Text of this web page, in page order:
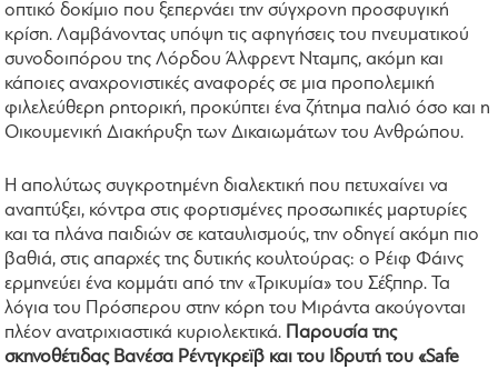
οπτικό δοκίμιο που ξεπερνάει την σύγχρονη προσφυγική
κρίση. Λαμβάνοντας υπόψη τις αφηγήσεις του πνευματικού
συνοδοιπόρου της Λόρδου Άλφρεντ Νταμπς, ακόμη και
κάποιες αναχρονιστικές αναφορές σε μια προπολεμική
φιλελεύθερη ρητορική, προκύπτει ένα ζήτημα παλιό όσο και η
Οικουμενική Διακήρυξη των Δικαιωμάτων του Ανθρώπου.
Η απολύτως συγκροτημένη διαλεκτική που πετυχαίνει να
αναπτύξει, κόντρα στις φορτισμένες προσωπικές μαρτυρίες
και τα πλάνα παιδιών σε καταυλισμούς, την οδηγεί ακόμη πιο
βαθιά, στις απαρχές της δυτικής κουλτούρας: ο Ρέιφ Φάινς
ερμηνεύει ένα κομμάτι από την «Τρικυμία» του Σέξπηρ. Τα
λόγια του Πρόσπερου στην κόρη του Μιράντα ακούγονται
πλέον ανατριχιαστικά κυριολεκτικά.
Παρουσία της
σκηνοθέτιδας Βανέσα Ρέντγκρεϊβ και του Ιδρυτή του «Safe